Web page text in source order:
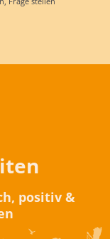
positiv &